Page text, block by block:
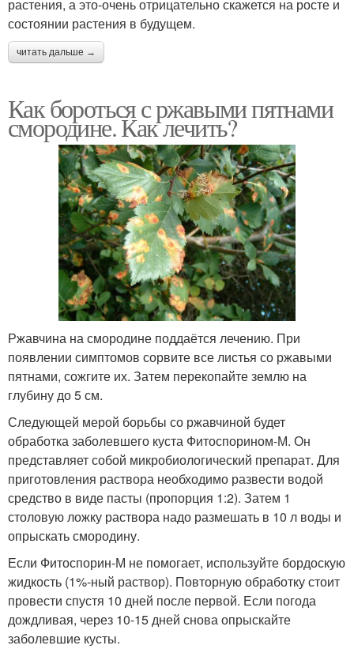
растения, а это-очень отрицательно скажется на росте и
состоянии растения в будущем.
читать дальше →
Как бороться с ржавыми пятнами
смородине. Как лечить?
Ржавчина на смородине поддаётся лечению. При
появлении симптомов сорвите все листья со ржавыми
пятнами, сожгите их. Затем перекопайте землю на
глубину до 5 см.
Следующей мерой борьбы со ржавчиной будет
обработка заболевшего куста Фитоспорином-М. Он
представляет собой микробиологический препарат. Для
приготовления раствора необходимо развести водой
средство в виде пасты (пропорция 1:2). Затем 1
столовую ложку раствора надо размешать в 10 л воды и
опрыскать смородину.
Если Фитоспорин-М не помогает, используйте бордоскую
жидкость (1%-ный раствор). Повторную обработку стоит
провести спустя 10 дней после первой. Если погода
дождливая, через 10-15 дней снова опрыскайте
заболевшие кусты.